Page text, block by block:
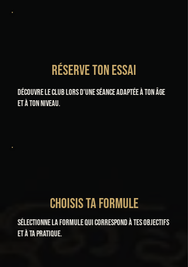
RÉSERVE TON ESSAI
Découvre le club lors d'une séance adaptée à ton âge
et à ton niveau.
CHOISIS TA FORMULE
Sélectionne la formule qui correspond à tes objectifs
et à ta pratique.